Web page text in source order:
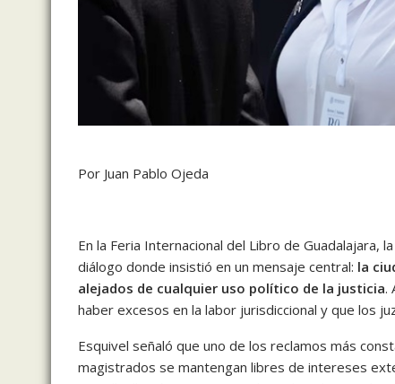
Por Juan Pablo Ojeda
En la Feria Internacional del Libro de Guadalajara,
diálogo donde insistió en un mensaje central: la
alejados de cualquier uso político de la justicia.
haber excesos en la labor jurisdiccional y que los
Esquivel señaló que uno de los reclamos más
magistrados se mantengan libres de intereses